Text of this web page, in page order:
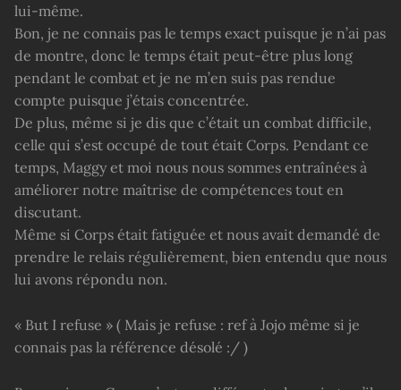
lui-même.
Bon, je ne connais pas le temps exact puisque je n’ai pas
de montre, donc le temps était peut-être plus long
pendant le combat et je ne m’en suis pas rendue
compte puisque j’étais concentrée.
De plus, même si je dis que c’était un combat difficile,
celle qui s’est occupé de tout était Corps. Pendant ce
temps, Maggy et moi nous nous sommes entraînées à
améliorer notre maîtrise de compétences tout en
discutant.
Même si Corps était fatiguée et nous avait demandé de
prendre le relais régulièrement, bien entendu que nous
lui avons répondu non.
« But I refuse » ( Mais je refuse : ref à Jojo même si je
connais pas la référence désolé :/ )